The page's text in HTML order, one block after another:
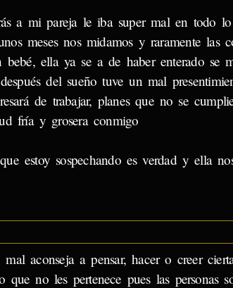
a mi pareja le iba super mal en todo
meses nos midamos y raramente las
ella ya se a de haber enterado se
del sueño tuve un mal
de trabajar, planes que no se
fría y grosera conmigo
estoy sospechando es verdad y ella
aconseja a pensar, hacer o creer
no les pertenece pues las personas